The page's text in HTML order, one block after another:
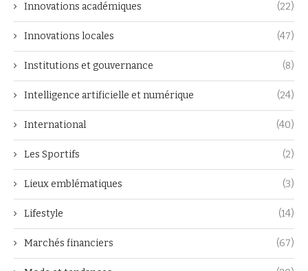
Innovations académiques (22)
Innovations locales (47)
Institutions et gouvernance (8)
Intelligence artificielle et numérique (24)
International (40)
Les Sportifs (2)
Lieux emblématiques (3)
Lifestyle (14)
Marchés financiers (67)